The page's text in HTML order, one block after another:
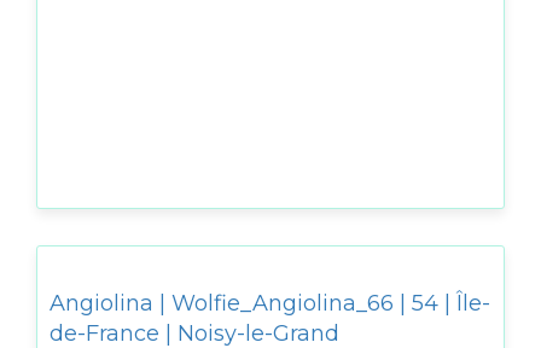
Angiolina | Wolfie_Angiolina_66 | 54 | Île-
de-France | Noisy-le-Grand